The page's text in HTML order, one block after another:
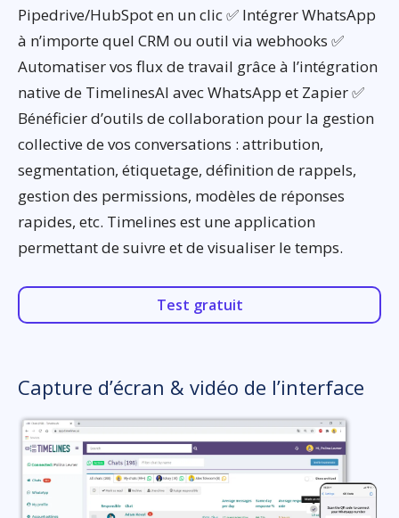
Pipedrive/HubSpot en un clic ✅ Intégrer WhatsApp
à n’importe quel CRM ou outil via webhooks ✅
Automatiser vos flux de travail grâce à l’intégration
native de TimelinesAI avec WhatsApp et Zapier ✅
Bénéficier d’outils de collaboration pour la gestion
collective de vos conversations : attribution,
segmentation, étiquetage, définition de rappels,
gestion des permissions, modèles de réponses
rapides, etc. Timelines est une application
permettant de suivre et de visualiser le temps.
Test gratuit
Capture d’écran & vidéo de l’interface